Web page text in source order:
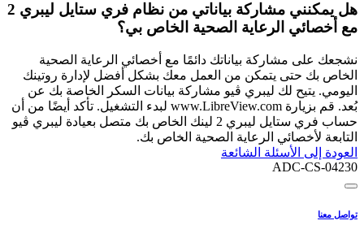
هل يمكنني مشاركة بياناتي من نظام فري ستايل ليبري 2
مع أخصائي الرعاية الصحية الخاص بي؟
نشجعك على مشاركة بياناتك دائمًا مع أخصائي الرعاية الصحية
الخاص بك حتى يتمكن من العمل معك بشكل أفضل لإدارة روتينك
اليومي. يتيح لك ليبري ڤيو مشاركة بيانات السكر الخاصة بك عن
بُعد. قم بزيارة www.LibreView.com لبدء التشغيل. تأكد أيضًا من أن
حساب فري ستايل ليبري 2 لينك الخاص بك متصل بعيادة ليبري ڤيو
التابعة لأخصائي الرعاية الصحية الخاص بك.
العودة إلى الأسئلة الشائعة
ADC-CS-04230
تواصل معنا